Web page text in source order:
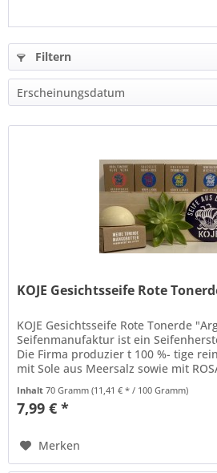
Filtern
KOJE Gesichtsseife Rote
KOJE Gesichtsseife Rote Tonerde
Seifenmanufaktur ist ein
Die Firma produzier t 100 %- tige
mit Sole aus Meersalz sowie mit
Inhalt70 Gramm(11,41 € * / 100 Gramm)
7,99 € *
Merken